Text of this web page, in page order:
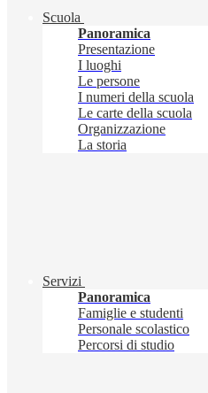
Scuola
Panoramica
Presentazione
I luoghi
Le persone
I numeri della scuola
Le carte della scuola
Organizzazione
La storia
Servizi
Panoramica
Famiglie e studenti
Personale scolastico
Percorsi di studio